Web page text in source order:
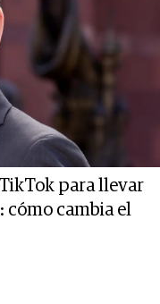
para llevar
cómo cambia el